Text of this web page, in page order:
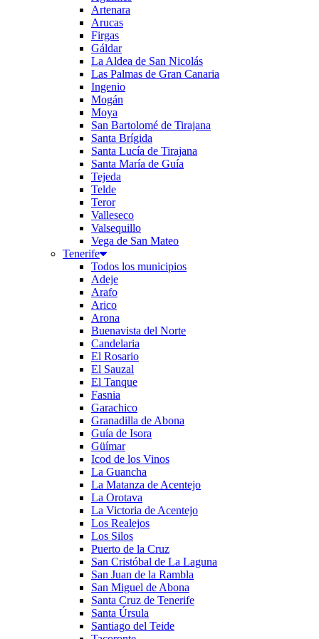
Artenara
Arucas
Firgas
Gáldar
La Aldea de San Nicolás
Las Palmas de Gran Canaria
Ingenio
Mogán
Moya
San Bartolomé de Tirajana
Santa Brígida
Santa Lucía de Tirajana
Santa María de Guía
Tejeda
Telde
Teror
Valleseco
Valsequillo
Vega de San Mateo
Tenerife
Todos los municipios
Adeje
Arafo
Arico
Arona
Buenavista del Norte
Candelaria
El Rosario
El Sauzal
El Tanque
Fasnia
Garachico
Granadilla de Abona
Guía de Isora
Güímar
Icod de los Vinos
La Guancha
La Matanza de Acentejo
La Orotava
La Victoria de Acentejo
Los Realejos
Los Silos
Puerto de la Cruz
San Cristóbal de La Laguna
San Juan de la Rambla
San Miguel de Abona
Santa Cruz de Tenerife
Santa Úrsula
Santiago del Teide